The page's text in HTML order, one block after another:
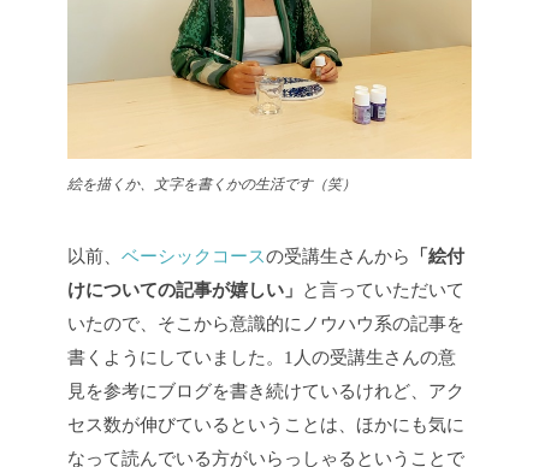
絵を描くか、文字を書くかの生活です（笑）
以前、 ベーシックコースの受講生さんから
「絵付
けについての記事が嬉しい」
と言っていただいて
いたので、そこから意識的にノウハウ系の記事を
書くようにしていました。1人の受講生さんの意
見を参考にブログを書き続けているけれど、アク
セス数が伸びているということは、ほかにも気に
なって読んでいる方がいらっしゃるということで